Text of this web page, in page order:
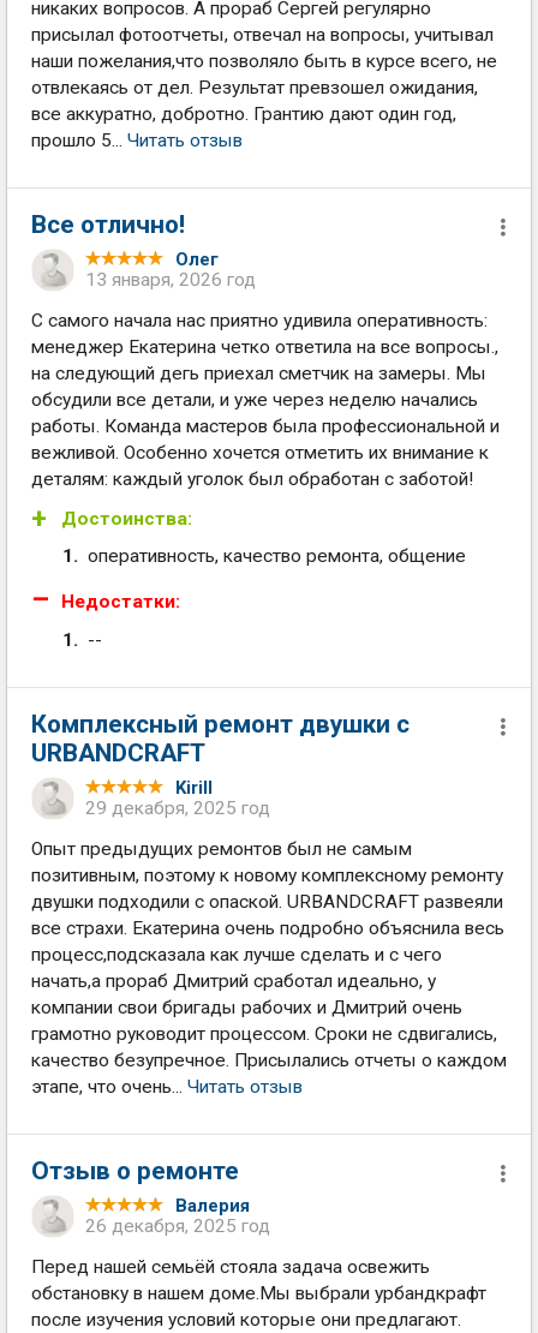
никаких вопросов. А прораб Сергей регулярно
присылал фотоотчеты, отвечал на вопросы, учитывал
наши пожелания,что позволяло быть в курсе всего, не
отвлекаясь от дел. Результат превзошел ожидания,
все аккуратно, добротно. Грантию дают один год,
прошло 5... Читать отзыв
Все отлично!
Олег
13 января, 2026 год
С самого начала нас приятно удивила оперативность:
менеджер Екатерина четко ответила на все вопросы.,
на следующий дегь приехал сметчик на замеры. Мы
обсудили все детали, и уже через неделю начались
работы. Команда мастеров была профессиональной и
вежливой. Особенно хочется отметить их внимание к
деталям: каждый уголок был обработан с заботой!
Достоинства:
оперативность, качество ремонта, общение
Недостатки:
--
Комплексный ремонт двушки с
URBANDCRAFT
Kirill
29 декабря, 2025 год
Опыт предыдущих ремонтов был не самым
позитивным, поэтому к новому комплексному ремонту
двушки подходили с опаской. URBANDCRAFT развеяли
все страхи. Екатерина очень подробно объяснила весь
процесс,подсказала как лучше сделать и с чего
начать,а прораб Дмитрий сработал идеально, у
компании свои бригады рабочих и Дмитрий очень
грамотно руководит процессом. Сроки не сдвигались,
качество безупречное. Присылались отчеты о каждом
этапе, что очень... Читать отзыв
Отзыв о ремонте
Валерия
26 декабря, 2025 год
Перед нашей семьёй стояла задача освежить
обстановку в нашем доме.Мы выбрали урбандкрафт
после изучения условий которые они предлагают.